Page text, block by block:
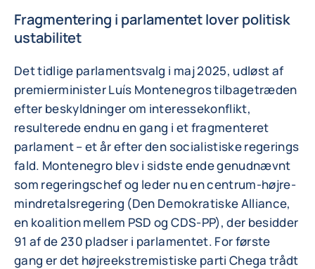
Fragmentering i parlamentet lover politisk
ustabilitet
Det tidlige parlamentsvalg i maj 2025, udløst af
premierminister Luís Montenegros tilbagetræden
efter beskyldninger om interessekonflikt,
resulterede endnu en gang i et fragmenteret
parlament – et år efter den socialistiske regerings
fald. Montenegro blev i sidste ende genudnævnt
som regeringschef og leder nu en centrum-højre-
mindretalsregering (Den Demokratiske Alliance,
en koalition mellem PSD og CDS-PP), der besidder
91 af de 230 pladser i parlamentet. For første
gang er det højreekstremistiske parti Chega trådt